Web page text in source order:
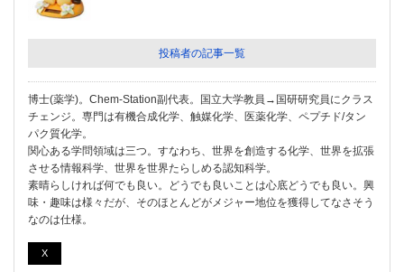
投稿者の記事一覧
博士(薬学)。Chem-Station副代表。国立大学教員→国研研究員にクラス
チェンジ。専門は有機合成化学、触媒化学、医薬化学、ペプチド/タン
パク質化学。
関心ある学問領域は三つ。すなわち、世界を創造する化学、世界を拡張
させる情報科学、世界を世界たらしめる認知科学。
素晴らしければ何でも良い。どうでも良いことは心底どうでも良い。興
味・趣味は様々だが、そのほとんどがメジャー地位を獲得してなさそう
なのは仕様。
X